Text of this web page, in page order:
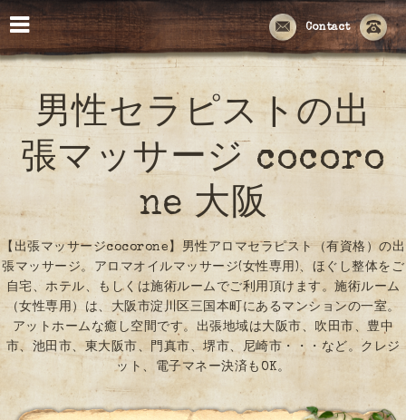
Contact
男性セラピストの出
張マッサージ cocoro
ne 大阪
【出張マッサージcocorone】男性アロマセラピスト（有資格）の出
張マッサージ。アロマオイルマッサージ(女性専用)、ほぐし整体をご
自宅、ホテル、もしくは施術ルームでご利用頂けます。施術ルーム
（女性専用）は、大阪市淀川区三国本町にあるマンションの一室。
アットホームな癒し空間です。出張地域は大阪市、吹田市、豊中
市、池田市、東大阪市、門真市、堺市、尼崎市・・・など。クレジ
ット、電子マネー決済もOK。